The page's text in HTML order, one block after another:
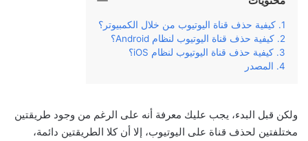
كيفية حذف قناة اليوتيوب من خلال الكمبيوتر؟
كيفية حذف قناة اليوتيوب لنظام Android؟
كيفية حذف قناة اليوتيوب لنظام iOS؟
المصدر
ولكن قبل البدء، يجب عليك معرفة أنه على الرغم من وجود طريقتين
مختلفتين لحذف قناة على اليوتيوب، إلا أن كلا الطريقتين دائمة،